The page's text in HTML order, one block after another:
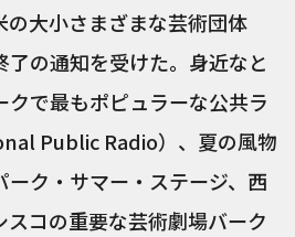
の大小さまざまな芸術団体
の通知を受けた。身近なと
クで最もポピュラーな公共ラ
Public Radio）、夏の風物
ク・サマー・ステージ、西
コの重要な芸術劇場バーク